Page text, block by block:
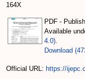
164X
PDF -
Available
4.0)
Download
Official URL: https://